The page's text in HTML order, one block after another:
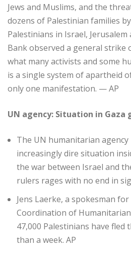
Jews and Muslims, and the
dozens of Palestinian families
Palestinians in Israel,
Bank observed a general strike
what many activists and some
is a single system of apartheid
only one manifestation. — AP
UN agency: Situation in Gaza
The UN humanitarian agency
increasingly dire situation
the war between Israel and
rulers rages with no end in
Jens Laerke, a spokesman
Coordination of
47,000 Palestinians have fled
than a week. AP